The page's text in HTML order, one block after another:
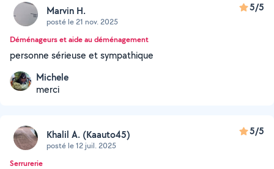
Marvin H.
posté le 21 nov. 2025
5/5
Déménageurs et aide au déménagement
personne sérieuse et sympathique
Michele
merci
Khalil A. (Kaauto45)
posté le 12 juil. 2025
5/5
Serrurerie